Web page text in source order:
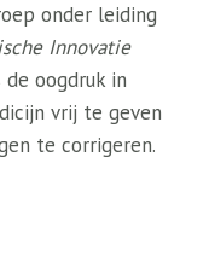
onder leiding
Innovatie
oogdruk in
vrij te geven
te corrigeren.